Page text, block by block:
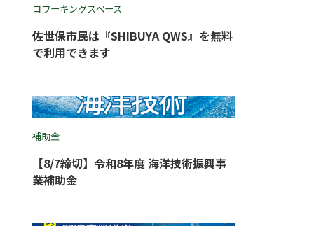
コワーキングスペース
佐世保市民は『SHIBUYA QWS』を無料
で利用できます
補助金
【8/7締切】令和8年度 海洋技術振興事
業補助金